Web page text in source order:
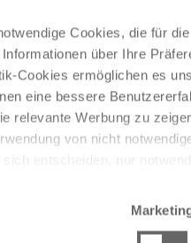
Cookies, die für die
über Ihre
Cookies ermöglichen es
eine bessere
relevante Werbung zu
von nicht
Abfahrtszeit